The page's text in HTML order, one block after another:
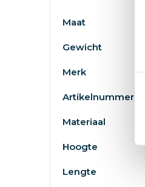
Maat
Gewicht
Merk
Artikelnummer
Materiaal
Hoogte
Lengte